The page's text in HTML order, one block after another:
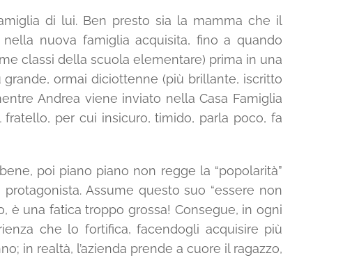
di lui. Ben presto sia la mamma che il
nuova famiglia acquisita, fino a quando
classi della scuola elementare) prima in una
ormai diciottenne (più brillante, iscritto
Andrea viene inviato nella Casa Famiglia
per cui insicuro, timido, parla poco, fa
poi piano piano non regge la “popolarità”
Assume questo suo “essere non
una fatica troppo grossa! Consegue, in ogni
che lo fortifica, facendogli acquisire più
in realtà, l’azienda prende a cuore il ragazzo,